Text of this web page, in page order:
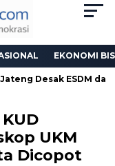
EKONOMI
Desak ESDM dan
UKM
Dicopot